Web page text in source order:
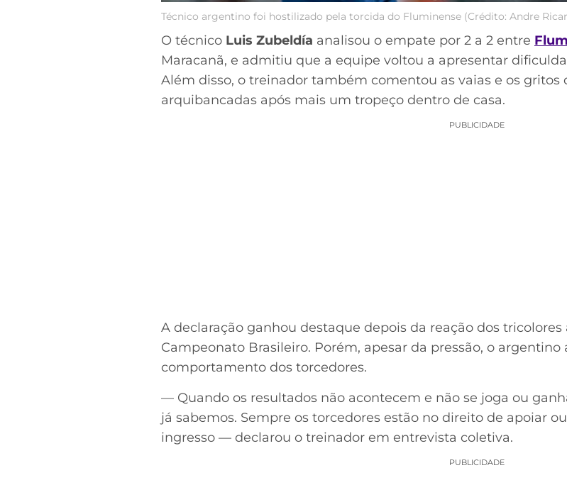
Técnico argentino foi hostilizado pela torcida do Fluminense (Crédito: Andre
O técnico Luis Zubeldía analisou o empate por 2 a 2 entre
Maracanã, e admitiu que a equipe voltou a apresentar
Além disso, o treinador também comentou as vaias e os gritos
arquibancadas após mais um tropeço dentro de casa.
PUBLICIDADE
A declaração ganhou destaque depois da reação dos
Campeonato Brasileiro. Porém, apesar da pressão, o
comportamento dos torcedores.
— Quando os resultados não acontecem e não se joga ou
já sabemos. Sempre os torcedores estão no direito de apoiar
ingresso — declarou o treinador em entrevista coletiva.
PUBLICIDADE